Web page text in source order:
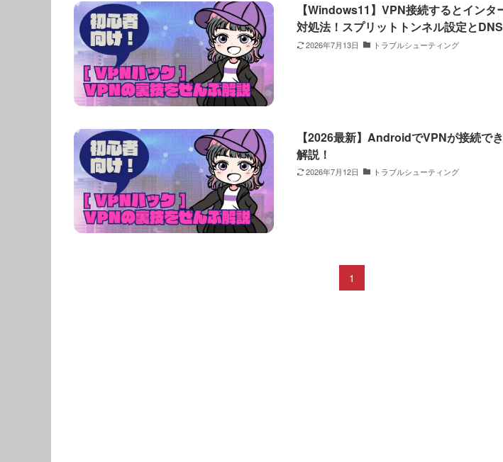
【Windows11】VPN接続するとイン
対処法！スプリットトンネル設定と
2026年7月13日 トラブルシューティング
【2026最新】AndroidでVPNが接続で
解説！
2026年7月12日 トラブルシューティング
1